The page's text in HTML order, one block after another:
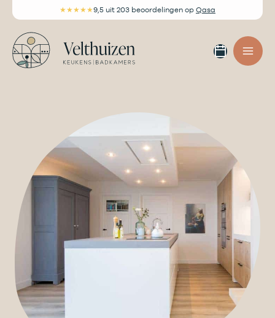
inhoud
★★★★★9,5 uit 203 beoordelingen op Qasa
maken